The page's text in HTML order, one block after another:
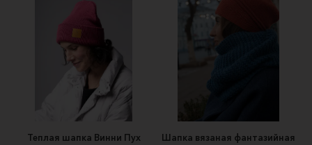
Теплая шапка Винни Пух
Шапка вязаная фантазийная